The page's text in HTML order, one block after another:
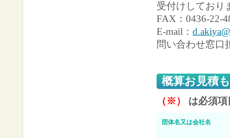
受付けしており
FAX：0436-22-
E-mail：
問い合わせ窓
概算お見積
（※） は必須
団体名又は会社名